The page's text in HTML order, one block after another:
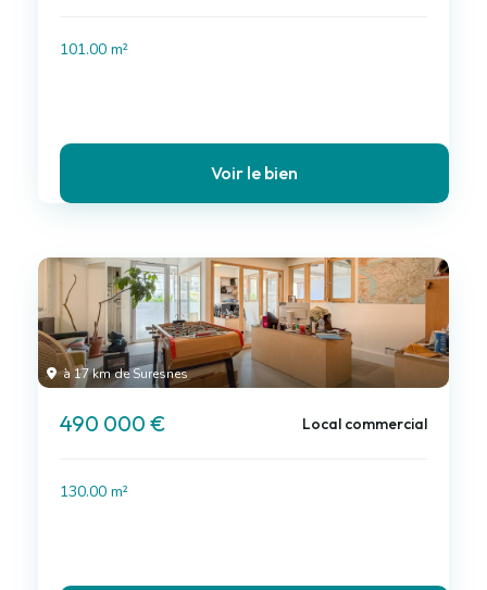
101.00 m²
Voir le bien
à 17 km de Suresnes
490 000 € Local commercial
130.00 m²